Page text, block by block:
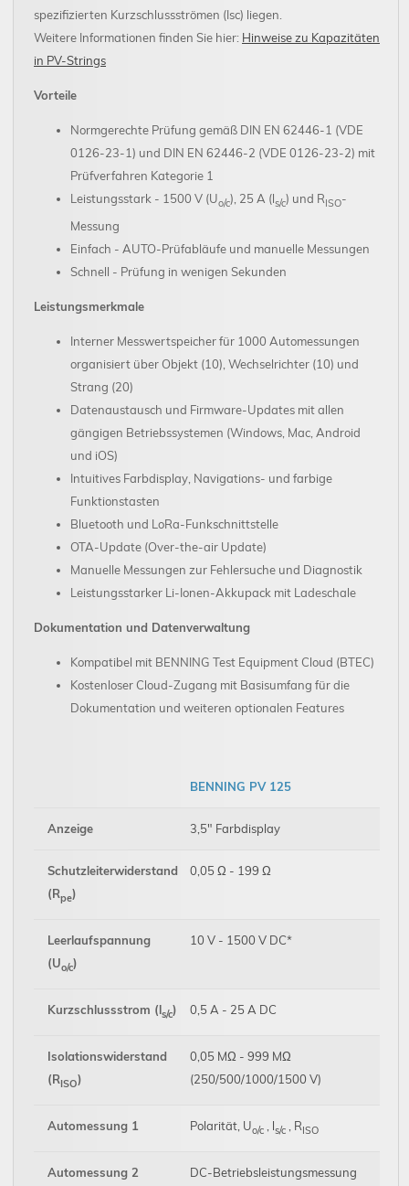
spezifizierten Kurzschlussströmen (Isc) liegen.
Weitere Informationen finden Sie hier: Hinweise zu Kapazitäten
in PV-Strings
Vorteile
Normgerechte Prüfung gemäß DIN EN 62446-1 (VDE
0126-23-1) und DIN EN 62446-2 (VDE 0126-23-2) mit
Prüfverfahren Kategorie 1
Leistungsstark - 1500 V (Uo/c), 25 A (ls/c) und RISO-
Messung
Einfach - AUTO-Prüfabläufe und manuelle Messungen
Schnell - Prüfung in wenigen Sekunden
Leistungsmerkmale
Interner Messwertspeicher für 1000 Automessungen
organisiert über Objekt (10), Wechselrichter (10) und
Strang (20)
Datenaustausch und Firmware-Updates mit allen
gängigen Betriebssystemen (Windows, Mac, Android
und iOS)
Intuitives Farbdisplay, Navigations- und farbige
Funktionstasten
Bluetooth und LoRa-Funkschnittstelle
OTA-Update (Over-the-air Update)
Manuelle Messungen zur Fehlersuche und Diagnostik
Leistungsstarker Li-Ionen-Akkupack mit Ladeschale
Dokumentation und Datenverwaltung
Kompatibel mit BENNING Test Equipment Cloud (BTEC)
Kostenloser Cloud-Zugang mit Basisumfang für die
Dokumentation und weiteren optionalen Features
BENNING PV 125
Anzeige 3,5" Farbdisplay
Schutzleiterwiderstand
(Rpe)
0,05 Ω - 199 Ω
Leerlaufspannung
(Uo/c)
10 V - 1500 V DC*
Kurzschlussstrom (ls/c) 0,5 A - 25 A DC
Isolationswiderstand
(RISO)
0,05 MΩ - 999 MΩ
(250/500/1000/1500 V)
Automessung 1 Polarität, Uo/c , ls/c , RISO
Automessung 2
DC-Betriebsleistungsmessung